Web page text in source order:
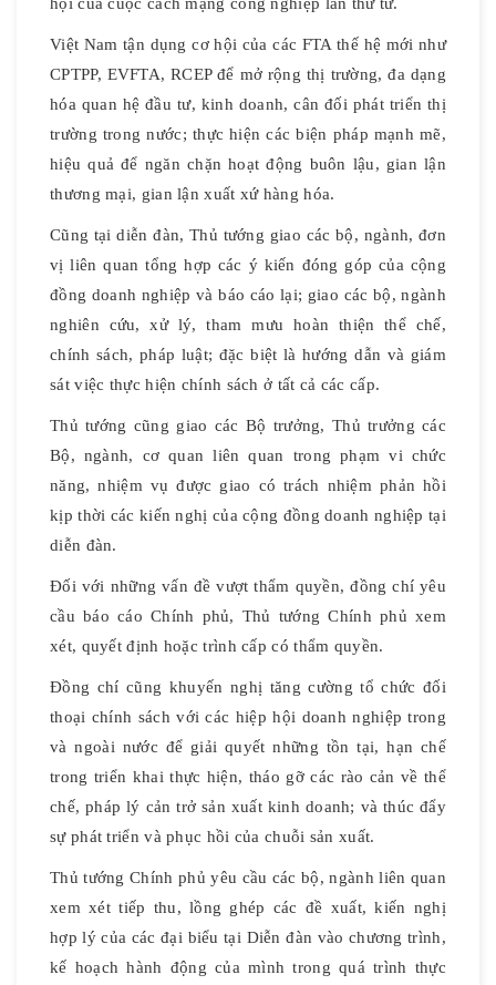
Việt Nam tận dụng cơ hội của các FTA thế hệ mới như
CPTPP, EVFTA, RCEP để mở rộng thị trường, đa dạng
hóa quan hệ đầu tư, kinh doanh, cân đối phát triển thị
trường trong nước; thực hiện các biện pháp mạnh mẽ,
hiệu quả để ngăn chặn hoạt động buôn lậu, gian lận
thương mại, gian lận xuất xứ hàng hóa.
Cũng tại diễn đàn, Thủ tướng giao các bộ, ngành, đơn
vị liên quan tổng hợp các ý kiến ​​đóng góp của cộng
đồng doanh nghiệp và báo cáo lại; giao các bộ, ngành
nghiên cứu, xử lý, tham mưu hoàn thiện thể chế,
chính sách, pháp luật; đặc biệt là hướng dẫn và giám
sát việc thực hiện chính sách ở tất cả các cấp.
Thủ tướng cũng giao các Bộ trưởng, Thủ trưởng các
Bộ, ngành, cơ quan liên quan trong phạm vi chức
năng, nhiệm vụ được giao có trách nhiệm phản hồi
kịp thời các kiến ​​nghị của cộng đồng doanh nghiệp tại
diễn đàn.
Đối với những vấn đề vượt thẩm quyền, đồng chí yêu
cầu báo cáo Chính phủ, Thủ tướng Chính phủ xem
xét, quyết định hoặc trình cấp có thẩm quyền.
Đồng chí cũng khuyến nghị tăng cường tổ chức đối
thoại chính sách với các hiệp hội doanh nghiệp trong
và ngoài nước để giải quyết những tồn tại, hạn chế
trong triển khai thực hiện, tháo gỡ các rào cản về thể
chế, pháp lý cản trở sản xuất kinh doanh; và thúc đẩy
sự phát triển và phục hồi của chuỗi sản xuất.
Thủ tướng Chính phủ yêu cầu các bộ, ngành liên quan
xem xét tiếp thu, lồng ghép các đề xuất, kiến ​​nghị
hợp lý của các đại biểu tại Diễn đàn vào chương trình,
kế hoạch hành động của mình trong quá trình thực